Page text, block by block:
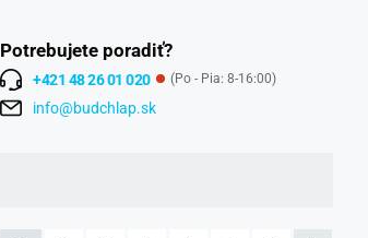
Potrebujete poradiť?
+421 48 26 01 020 (Po - Pia: 8-16:00)
info@budchlap.sk